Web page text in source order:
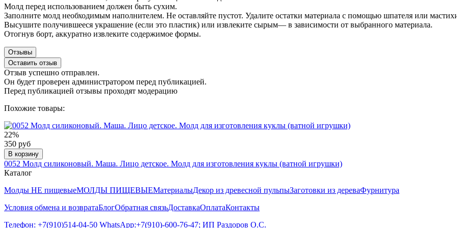
Молд перед использованием должен быть сухим.
Заполните молд необходимым наполнителем. Не оставляйте пустот. Удалите остатки материала с помощью шпателя или
Высушите получившееся украшение (если это пластик) или извлеките сырым— в зависимости от выбранного материала.
Отогнув борт, аккуратно извлеките содержимое формы.
Отзывы
Оставить отзыв
Отзыв успешно отправлен.
Он будет проверен администратором перед публикацией.
Перед публикацией отзывы проходят модерацию
Похожие товары:
22%
350 руб
В корзину
0052 Молд силиконовый. Маша. Лицо детское. Молд для изготовления куклы (ватной игрушки)
Каталог
Молды НЕ пищевыеМОЛДЫ ПИЩЕВЫЕМатериалыДекор из древесной пульпыЗаготовки из дереваФурнитура
Условия обмена и возвратаБлогОбратная связьДоставкаОплатаКонтакты
Телефон: +7(910)514-04-50 WhatsApp:+7(910)-600-76-47; ИП Раздоров О.С.